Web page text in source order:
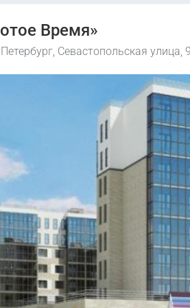
Время»
Севастопольская улица,